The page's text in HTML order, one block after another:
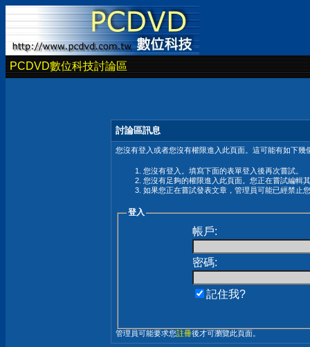
PCDVD數位科技討論區
討論區訊息
您沒有登入或者您沒有權限進入此頁面。這可能有如下幾
您沒有登入。填寫下面的表單登入後再次嘗試。
您沒有足夠的權限進入此頁面。您正在嘗試編輯
如果您正在嘗試發表文章，管理員可能已經禁止
登入
帳戶:
密碼:
記住我?
管理員可能要求您註冊後才可瀏覽此頁面。